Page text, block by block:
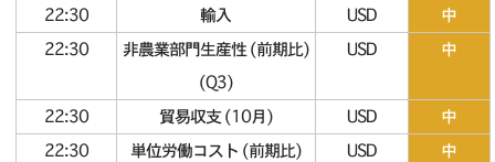
22:30
輸入 USD
中
22:30
非農業部門生産性 (前期比)
(Q3)
USD 中
22:30 貿易収支 (10月) USD
中
22:30
単位労働コスト (前期比)
USD 中